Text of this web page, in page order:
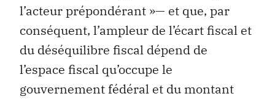
l’acteur prépondérant »— et que, par
conséquent, l’ampleur de l’écart fiscal et
du déséquilibre fiscal dépend de
l’espace fiscal qu’occupe le
gouvernement fédéral et du montant